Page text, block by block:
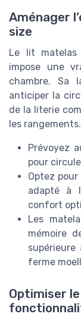
Aménager
size
Le lit matelas
impose une
chambre. Sa
anticiper la
de la literie
les rangements.
Prévoyez
pour
Optez
adapté à
confort
Les
mémoire
ferme
Optimiser